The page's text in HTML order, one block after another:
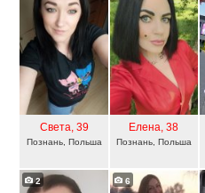
Света, 39
Познань, Польша
Елена, 38
Познань, Польша
2 6